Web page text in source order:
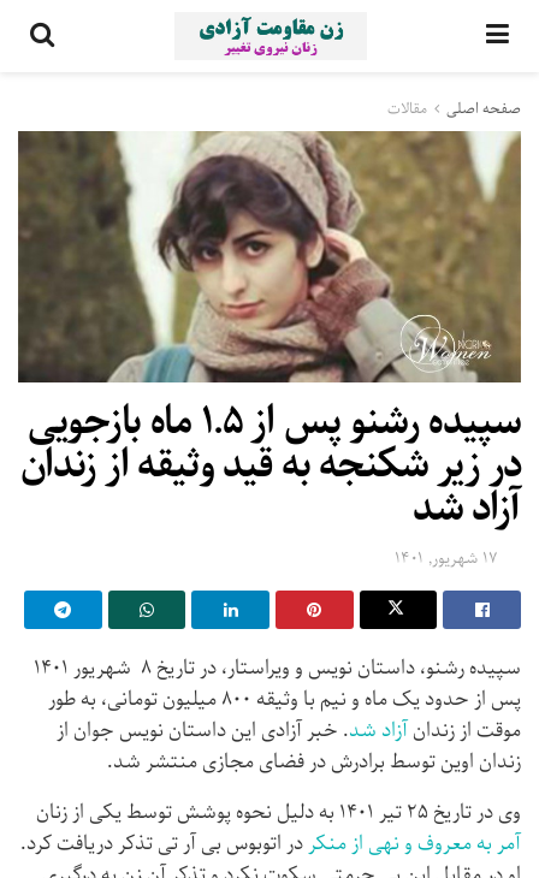
صفحه اصلی مقالات
سپیده رشنو پس از ۱.۵ ماه بازجویی
در زیر شکنجه به قید وثیقه از زندان
آزاد شد
۱۷ شهریور, ۱۴۰۱
سپیده رشنو، داستان نویس و ویراستار، در تاریخ ۸ شهریور ۱۴۰۱
پس از حدود یک ماه و نیم با وثیقه ۸۰۰ میلیون تومانی، به طور
موقت از زندانآزاد شد. خبر آزادی این داستان نویس جوان از
زندان اوین توسط برادرش در فضای مجازی منتشر شد.
وی در تاریخ ۲۵ تیر ۱۴۰۱ به دلیل نحوه پوشش توسط یکی از زنان
آمر به معروف و نهی از منکر در اتوبوس بی آر تی تذکر دریافت کرد.